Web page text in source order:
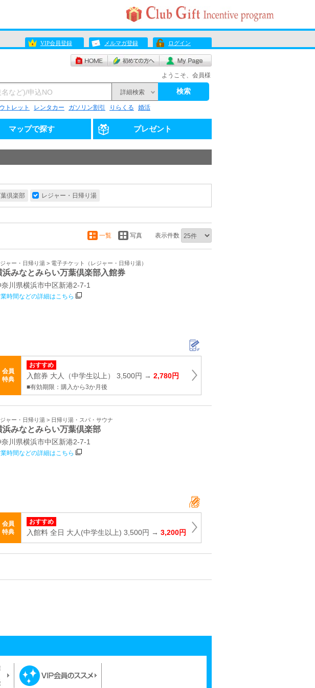
VIP会員登録 メルマガ登録 ログイン
ようこそ、会員様
詳細検索 検索
トレット レンタカー ガソリン割引 りらくる 婚活
マップで探す プレゼント
倶楽部 レジャー・日帰り湯
一覧 写真 表示件数
ャー・日帰り湯 > 電子チケット（レジャー・日帰り湯）
浜みなとみらい万葉倶楽部入館券
奈川県横浜市中区新港2‐7‐1
時間などの詳細はこちら
会員
特典
おすすめ
入館券 大人（中学生以上） 3,500円 → 2,780円
■有効期限：購入から3か月後
ャー・日帰り湯 > 日帰り湯・スパ・サウナ
浜みなとみらい万葉倶楽部
奈川県横浜市中区新港2‐7‐1
時間などの詳細はこちら
会員
特典
おすすめ
入館料 全日 大人(中学生以上) 3,500円 → 3,200円